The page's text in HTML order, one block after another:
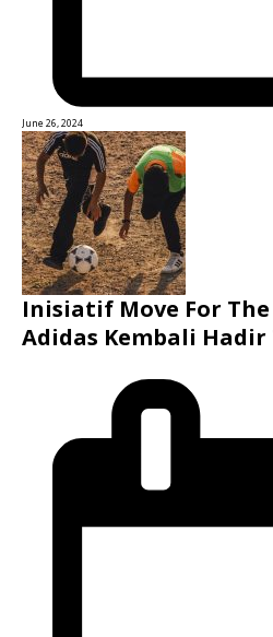
June 26, 2024
Inisiatif Move For
Adidas Kembali